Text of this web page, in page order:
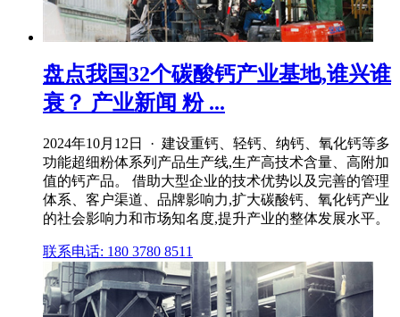
盘点我国32个碳酸钙产业基地,谁兴谁
衰？ 产业新闻 粉 ...
2024年10月12日 · 建设重钙、轻钙、纳钙、氧化钙等多
功能超细粉体系列产品生产线,生产高技术含量、高附加
值的钙产品。 借助大型企业的技术优势以及完善的管理
体系、客户渠道、品牌影响力,扩大碳酸钙、氧化钙产业
的社会影响力和市场知名度,提升产业的整体发展水平。
联系电话: 180 3780 8511